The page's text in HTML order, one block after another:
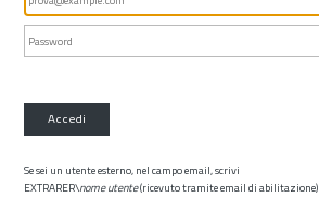
Accedi
Se sei un utente esterno, nel campo email, scrivi
EXTRARER\nome utente(ricevuto tramite email di abilitazione)